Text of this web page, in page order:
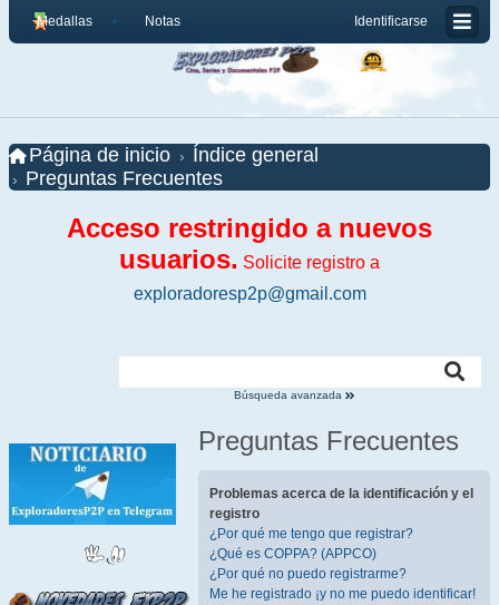
Identificarse
Medallas Notas
Página de inicio
Índice general
Preguntas Frecuentes
Acceso restringido a nuevos
usuarios. Solicite registro a
exploradoresp2p@gmail.com
Búsqueda avanzada
Preguntas Frecuentes
Problemas acerca de la identificación y el
registro
¿Por qué me tengo que registrar?
¿Qué es COPPA? (APPCO)
¿Por qué no puedo registrarme?
Me he registrado ¡y no me puedo identificar!